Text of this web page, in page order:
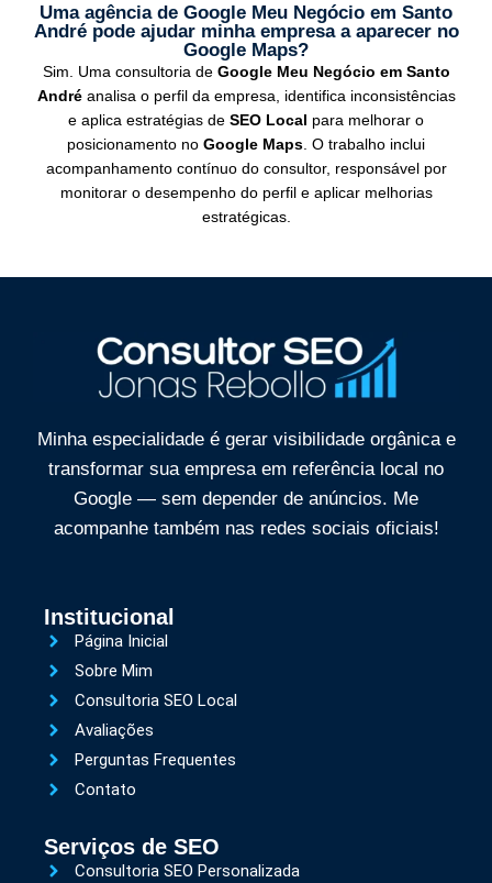
Uma agência de Google Meu Negócio em Santo
André pode ajudar minha empresa a aparecer no
Google Maps?
Sim. Uma consultoria de Google Meu Negócio em Santo
Andréanalisa o perfil da empresa, identifica inconsistências
e aplica estratégias de SEO Local para melhorar o
posicionamento no Google Maps . O trabalho inclui
acompanhamento contínuo do consultor, responsável por
monitorar o desempenho do perfil e aplicar melhorias
estratégicas.
Minha especialidade é gerar visibilidade orgânica e
transformar sua empresa em referência local no
Google — sem depender de anúncios. Me
acompanhe também nas redes sociais oficiais!
Institucional
Página Inicial
Sobre Mim
Consultoria SEO Local
Avaliações
Perguntas Frequentes
Contato
Serviços de SEO
Consultoria SEO Personalizada